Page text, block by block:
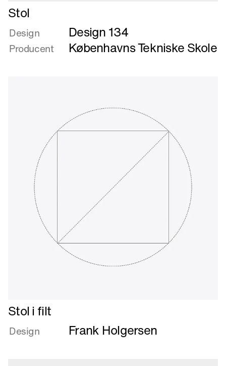
Læs
mere
om
Stol
Stol
Design Design 134
Producent Københavns Tekniske Skole
Læs
mere
om
Stol i filt
Design Frank Holgersen